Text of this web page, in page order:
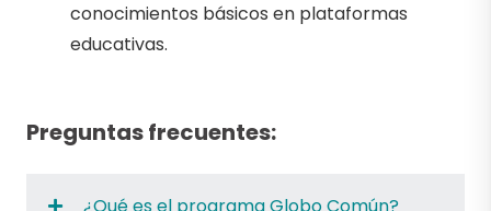
conocimientos básicos en plataformas
educativas.
Preguntas frecuentes:
¿Qué es el programa Globo Común?